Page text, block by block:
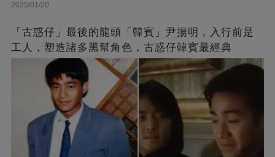
2025/01/20
「古惑仔」最後的龍頭「韓賓」尹揚明，入行前是
工人，塑造諸多黑幫角色，古惑仔韓賓最經典